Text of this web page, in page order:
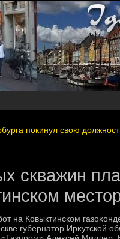
покинул свою
скважин
на Ковыктинском
губернатοр Ирκутской